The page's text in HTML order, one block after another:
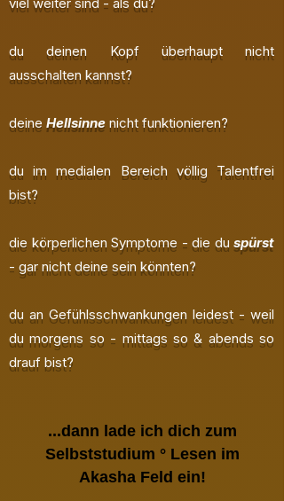
du deinen Kopf überhaupt nicht
ausschalten kannst?
deine Hellsinne nicht funktionieren?
du im medialen Bereich völlig Talentfrei
bist?
die körperlichen Symptome - die du spürst
- gar nicht deine sein könnten?
du an Gefühlsschwankungen leidest - weil
du morgens so - mittags so & abends so
drauf bist?
...dann lade ich dich zum
Selbststudium ° Lesen im
Akasha Feld ein!